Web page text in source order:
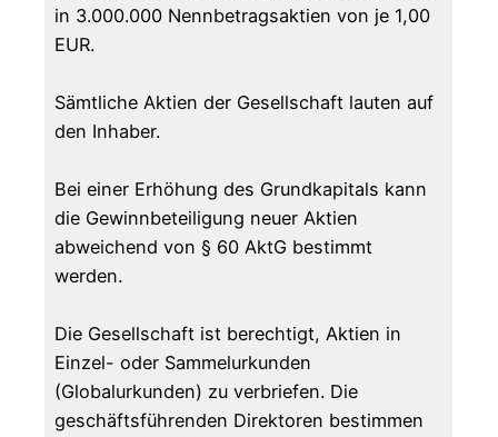
in 3.000.000 Nennbetragsaktien von je 1,00
EUR.
Sämtliche Aktien der Gesellschaft lauten auf
den Inhaber.
Bei einer Erhöhung des Grundkapitals kann
die Gewinnbeteiligung neuer Aktien
abweichend von § 60 AktG bestimmt
werden.
Die Gesellschaft ist berechtigt, Aktien in
Einzel- oder Sammelurkunden
(Globalurkunden) zu verbriefen. Die
geschäftsführenden Direktoren bestimmen